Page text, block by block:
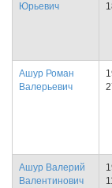
Юрьевич
Ашур Роман
Валерьевич
Ашур Валерий
Валентинович